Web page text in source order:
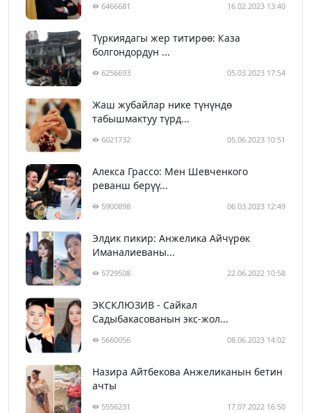
6466681 16.02.2023 13:40
Түркиядагы жер титирөө: Каза
болгондордун ...
6256693 05.03.2023 17:54
Жаш жубайлар нике түнүндө
табышмактуу түрд...
6021732 05.06.2023 10:51
Алекса Грассо: Мен Шевченкого
реванш берүү...
5900898 06.03.2023 12:49
Элдик пикир: Анжелика Айчүрөк
Иманалиеваны...
5729508 22.06.2022 10:58
ЭКСКЛЮЗИВ - Сайкал
Садыбакасованын экс-жол...
5660056 08.06.2023 14:02
Назира Айтбекова Анжеликанын бетин
ачты
5556231 17.07.2022 16:50